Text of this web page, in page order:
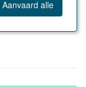
Aanvaard alle